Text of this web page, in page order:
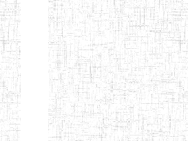
BAMENDA
GTTC
MBENGWI
06/09/
GTTTC
MBENGWI
05/